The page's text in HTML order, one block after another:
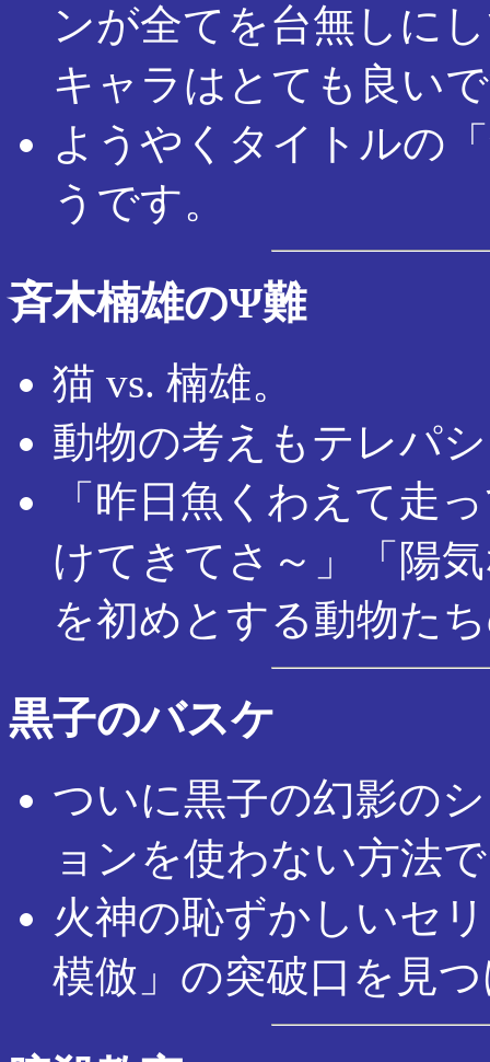
ンが全てを台無しに
キャラはとても良い
ようやくタイトルの
うです。
斉木楠雄のΨ難
猫 vs. 楠雄。
動物の考えもテレパ
「昨日魚くわえて走
けてきてさ～」「陽
を初めとする動物た
黒子のバスケ
ついに黒子の幻影の
ョンを使わない方法
火神の恥ずかしいセ
模倣」の突破口を見